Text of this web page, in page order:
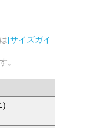
[サイズガイ
。
)